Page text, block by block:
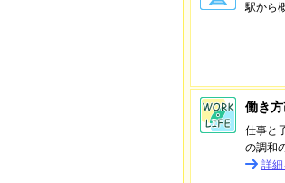
駅から
働き
仕事と
の調和
詳細